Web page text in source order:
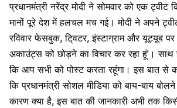
प्रधानमंत्री नरेंद्र मोदी ने सोमवार को एक
मानों पूरे देश में हलचल मच गई। मोदी ने अपने
रविवार फेसबुक, टि्वटर, इंस्टाग्राम और यूट्यूब पर
अकाउंट्स को छोड़ने का विचार कर रहा हूं’। साथ
कि आप सभी को पोस्ट करता रहूंगा। इस बात से
कि प्रधानमंत्री सोशल मीडिया को बाय-बाय
कारण क्या है, इस बात की जानकारी अभी तक